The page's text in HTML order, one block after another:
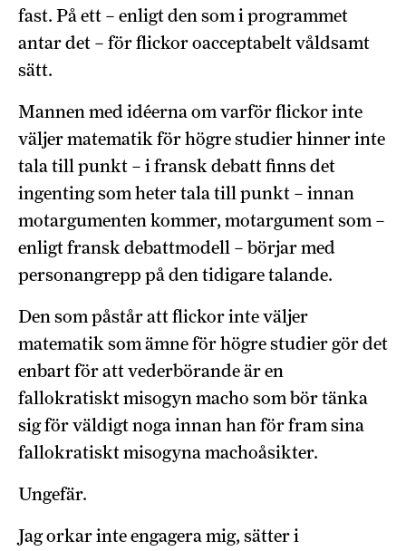
fast. På ett – enligt den som i programmet
antar det – för flickor oacceptabelt våldsamt
sätt.
Mannen med idéerna om varför flickor inte
väljer matematik för högre studier hinner inte
tala till punkt – i fransk debatt finns det
ingenting som heter tala till punkt – innan
motargumenten kommer, motargument som –
enligt fransk debattmodell – börjar med
personangrepp på den tidigare talande.
Den som påstår att flickor inte väljer
matematik som ämne för högre studier gör det
enbart för att vederbörande är en
fallokratiskt misogyn macho som bör tänka
sig för väldigt noga innan han för fram sina
fallokratiskt misogyna machoåsikter.
Ungefär.
Jag orkar inte engagera mig, sätter i